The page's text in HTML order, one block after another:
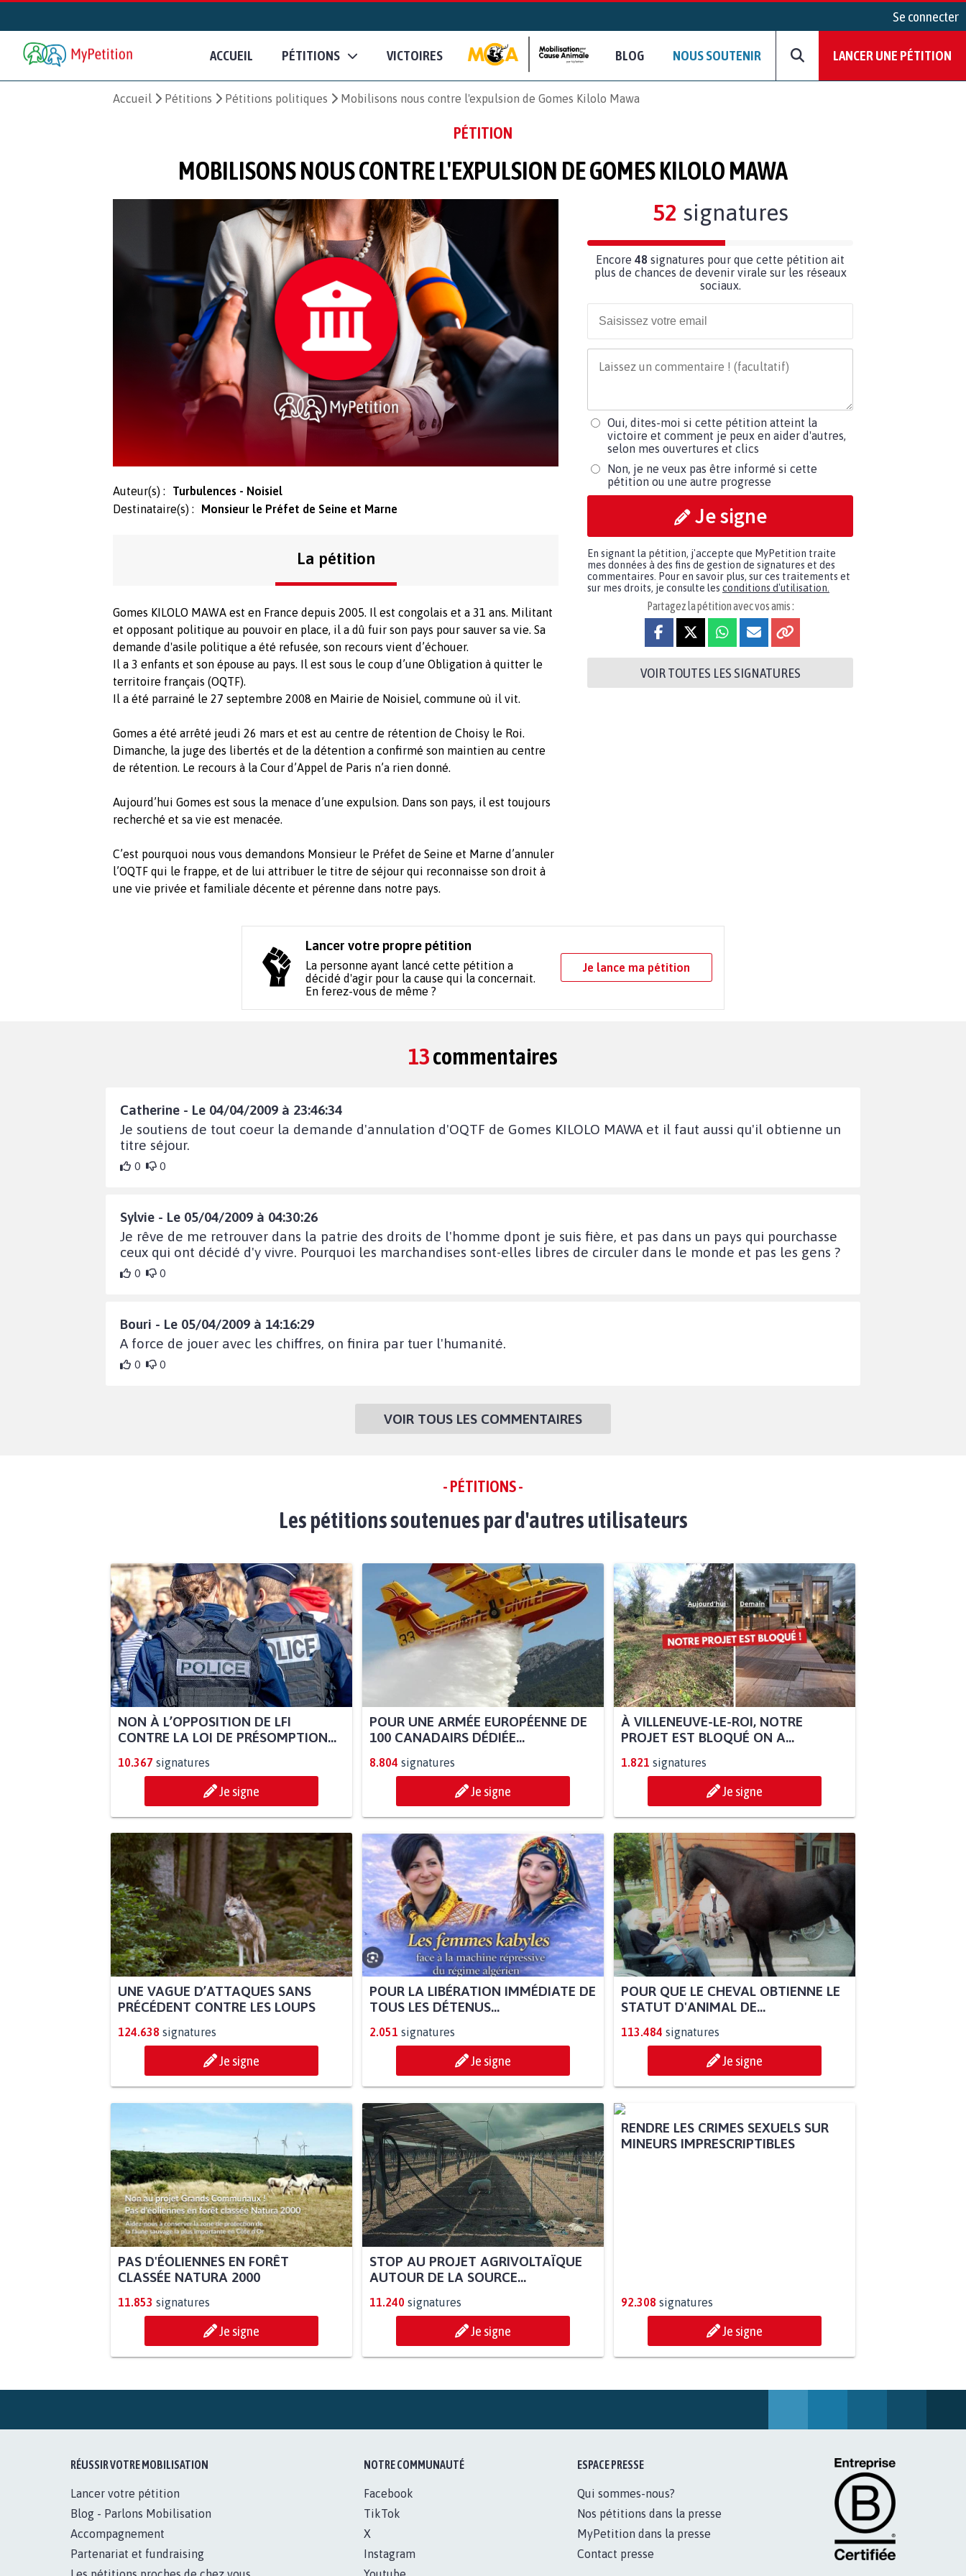
Se connecter
ACCUEIL PÉTITIONS VICTOIRES BLOG NOUS SOUTENIR LANCER UNE PÉTITION
Accueil Pétitions Pétitions politiques Mobilisons nous contre l'expulsion de Gomes Kilolo Mawa
PÉTITION
MOBILISONS NOUS CONTRE L'EXPULSION DE GOMES KILOLO MAWA
Auteur(s) :
Turbulences - Noisiel
Destinataire(s) :
Monsieur le Préfet de Seine et Marne
La pétition
Gomes KILOLO MAWA est en France depuis 2005. Il est congolais et a 31 ans. Militant
et opposant politique au pouvoir en place, il a dû fuir son pays pour sauver sa vie. Sa
demande d'asile politique a été refusée, son recours vient d’échouer.
Il a 3 enfants et son épouse au pays. Il est sous le coup d’une Obligation à quitter le
territoire français (OQTF).
Il a été parrainé le 27 septembre 2008 en Mairie de Noisiel, commune où il vit.
Gomes a été arrêté jeudi 26 mars et est au centre de rétention de Choisy le Roi.
Dimanche, la juge des libertés et de la détention a confirmé son maintien au centre
de rétention. Le recours à la Cour d’Appel de Paris n’a rien donné.
Aujourd’hui Gomes est sous la menace d’une expulsion. Dans son pays, il est toujours
recherché et sa vie est menacée.
C’est pourquoi nous vous demandons Monsieur le Préfet de Seine et Marne d’annuler
l’OQTF qui le frappe, et de lui attribuer le titre de séjour qui reconnaisse son droit à
une vie privée et familiale décente et pérenne dans notre pays.
52 signatures
Encore 48 signatures pour que cette pétition ait
plus de chances de devenir virale sur les réseaux
sociaux.
Oui, dites-moi si cette pétition atteint la
victoire et comment je peux en aider d'autres,
selon mes ouvertures et clics
Non, je ne veux pas être informé si cette
pétition ou une autre progresse
Je signe
En signant la pétition, j'accepte que MyPetition traite
mes données à des fins de gestion de signatures et des
commentaires. Pour en savoir plus, sur ces traitements et
sur mes droits, je consulte les conditions d'utilisation.
Partagez la pétition avec vos amis :
VOIR TOUTES LES SIGNATURES
Lancer votre propre pétition
La personne ayant lancé cette pétition a
décidé d'agir pour la cause qui la concernait.
En ferez-vous de même ?
Je lance ma pétition
13commentaires
Catherine - Le 04/04/2009 à 23:46:34
Je soutiens de tout coeur la demande d'annulation d'OQTF de Gomes KILOLO MAWA et il faut aussi qu'il obtienne un
titre séjour.
0 0
Sylvie - Le 05/04/2009 à 04:30:26
Je rêve de me retrouver dans la patrie des droits de l'homme dpont je suis fière, et pas dans un pays qui pourchasse
ceux qui ont décidé d'y vivre. Pourquoi les marchandises sont-elles libres de circuler dans le monde et pas les gens ?
0 0
Bouri - Le 05/04/2009 à 14:16:29
A force de jouer avec les chiffres, on finira par tuer l'humanité.
0 0
VOIR TOUS LES COMMENTAIRES
- PÉTITIONS -
Les pétitions soutenues par d'autres utilisateurs
NON À L’OPPOSITION DE LFI
CONTRE LA LOI DE PRÉSOMPTION...
10.367 signatures
Je signe
POUR UNE ARMÉE EUROPÉENNE DE
100 CANADAIRS DÉDIÉE...
8.804 signatures
Je signe
À VILLENEUVE-LE-ROI, NOTRE
PROJET EST BLOQUÉ ON A...
1.821 signatures
Je signe
UNE VAGUE D’ATTAQUES SANS
PRÉCÉDENT CONTRE LES LOUPS
124.638 signatures
Je signe
POUR LA LIBÉRATION IMMÉDIATE DE
TOUS LES DÉTENUS...
2.051 signatures
Je signe
POUR QUE LE CHEVAL OBTIENNE LE
STATUT D'ANIMAL DE...
113.484 signatures
Je signe
PAS D'ÉOLIENNES EN FORÊT
CLASSÉE NATURA 2000
11.853 signatures
Je signe
STOP AU PROJET AGRIVOLTAÏQUE
AUTOUR DE LA SOURCE...
11.240 signatures
Je signe
92.308 signatures
Je signe
RÉUSSIR VOTRE MOBILISATION
Lancer votre pétition
Blog - Parlons Mobilisation
Accompagnement
Partenariat et fundraising
NOTRE COMMUNAUTÉ
Facebook
TikTok
X
Instagram
ESPACE PRESSE
Qui sommes-nous?
Nos pétitions dans la presse
MyPetition dans la presse
Contact presse